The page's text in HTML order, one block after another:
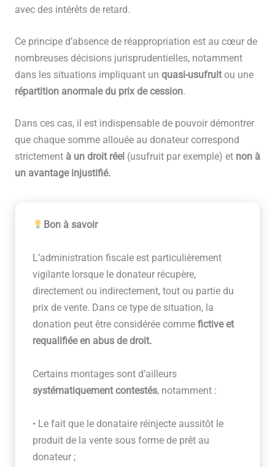
avec des intérêts de retard.
Ce principe d’absence de réappropriation est au cœur de
nombreuses décisions jurisprudentielles, notamment
dans les situations impliquant un quasi-usufruitou une
répartition anormale du prix de cession.
Dans ces cas, il est indispensable de pouvoir démontrer
que chaque somme allouée au donateur correspond
strictement à un droit réel (usufruit par exemple) et non à
un avantage injustifié.
Bon à savoir
L’administration fiscale est particulièrement
vigilante lorsque le donateur récupère,
directement ou indirectement, tout ou partie du
prix de vente. Dans ce type de situation, la
donation peut être considérée comme fictive et
requalifiée en abus de droit.
Certains montages sont d’ailleurs
systématiquement contestés, notamment :
• Le fait que le donataire réinjecte aussitôt le
produit de la vente sous forme de prêt au
donateur ;